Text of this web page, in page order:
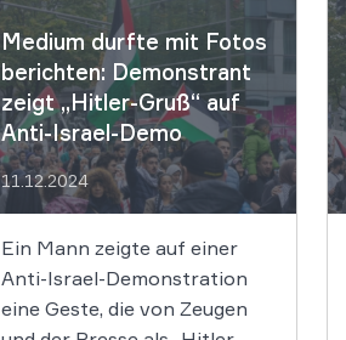
Gremium für digitale Dienste
haben nun die Details
bekannt gemacht und warten
mit 44 neuen Pflichten und
128 Maßnahmen für
Plattformbetreiber auf. Die
[…]
Medium durfte mit Fotos
berichten: Demonstrant
zeigt „Hitler-Gruß“ auf
Anti-Israel-Demo
11.12.2024
Ein Mann zeigte auf einer
Anti-Israel-Demonstration
eine Geste, die von Zeugen